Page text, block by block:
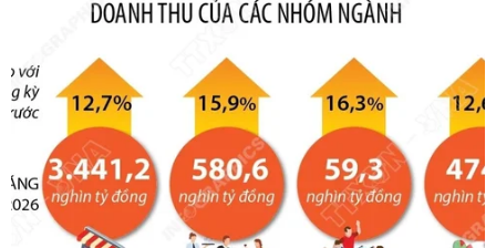
04/08/2026 14:24
Báo động xu hướng gia tăng người
trẻ mắc ung thư
04/08/2026 14:10